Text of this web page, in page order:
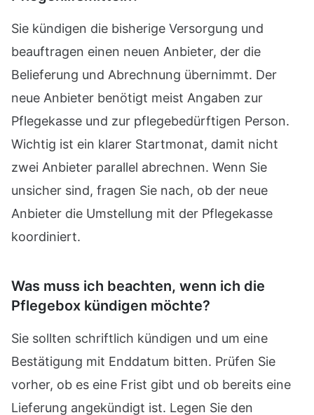
Sie kündigen die bisherige Versorgung und
beauftragen einen neuen Anbieter, der die
Belieferung und Abrechnung übernimmt. Der
neue Anbieter benötigt meist Angaben zur
Pflegekasse und zur pflegebedürftigen Person.
Wichtig ist ein klarer Startmonat, damit nicht
zwei Anbieter parallel abrechnen. Wenn Sie
unsicher sind, fragen Sie nach, ob der neue
Anbieter die Umstellung mit der Pflegekasse
koordiniert.
Was muss ich beachten, wenn ich die
Pflegebox kündigen möchte?
Sie sollten schriftlich kündigen und um eine
Bestätigung mit Enddatum bitten. Prüfen Sie
vorher, ob es eine Frist gibt und ob bereits eine
Lieferung angekündigt ist. Legen Sie den